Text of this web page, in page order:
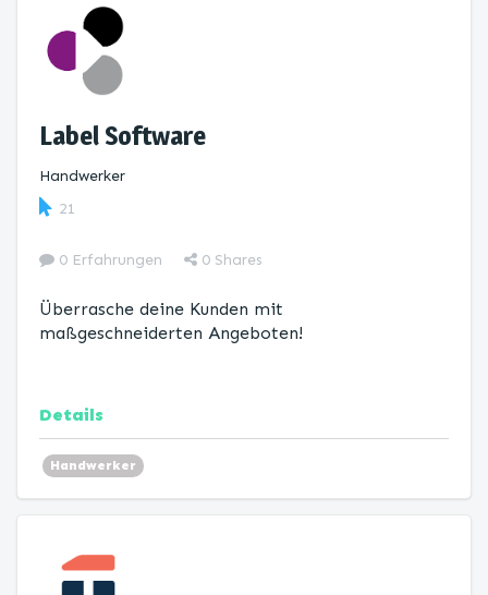
Label Software
Handwerker
21
0 Erfahrungen 0 Shares
Überrasche deine Kunden mit
maßgeschneiderten Angeboten!
Details
Handwerker